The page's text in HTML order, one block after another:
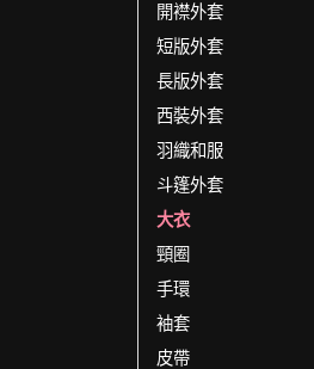
開襟外套
短版外套
長版外套
西裝外套
羽織和服
斗篷外套
大衣
頸圈
手環
袖套
皮帶